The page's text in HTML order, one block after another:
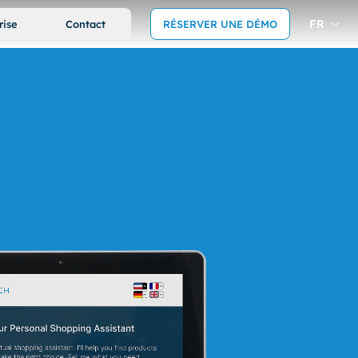
Contact RÉSERVER UNE DÉMO FR